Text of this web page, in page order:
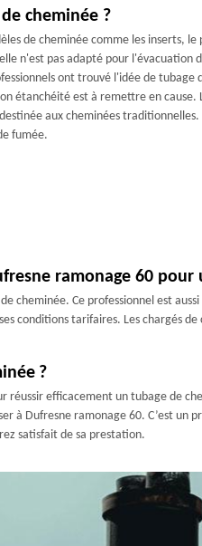
cheminée ?
de cheminée comme les inserts, le
n'est pas adapté pour l'évacuation
ont trouvé l'idée de tubage
étanchéité est à remettre en cause.
aux cheminées
fumée.
ramonage 60
cheminée. Ce professionnel est
conditions tarifaires. Les chargés
?
efficacement un tubage de
à Dufresne ramonage 60. C’est un
satisfait de sa prestation.